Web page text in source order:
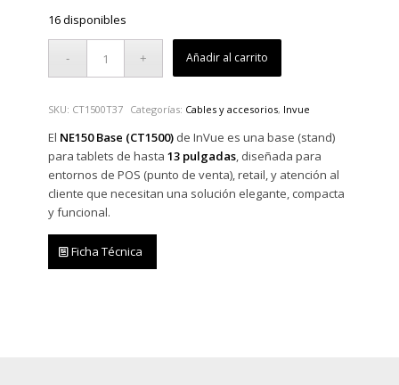
16 disponibles
Añadir al carrito
SKU: CT1500T37 Categorías: Cables y accesorios, Invue
El NE150 Base (CT1500)de InVue es una base (stand)
para tablets de hasta 13 pulgadas, diseñada para
entornos de POS (punto de venta), retail, y atención al
cliente que necesitan una solución elegante, compacta
y funcional.
Ficha Técnica